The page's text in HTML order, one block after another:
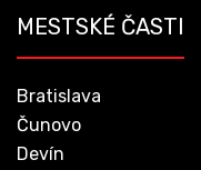
MESTSKÉ ČASTI
Bratislava
Čunovo
Devín